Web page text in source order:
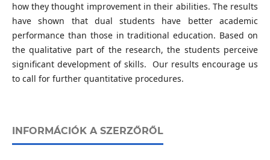
how they thought improvement in their abilities. The results
have shown that dual students have better academic
performance than those in traditional education. Based on
the qualitative part of the research, the students perceive
significant development of skills. Our results encourage us
to call for further quantitative procedures.
INFORMÁCIÓK A SZERZŐRŐL